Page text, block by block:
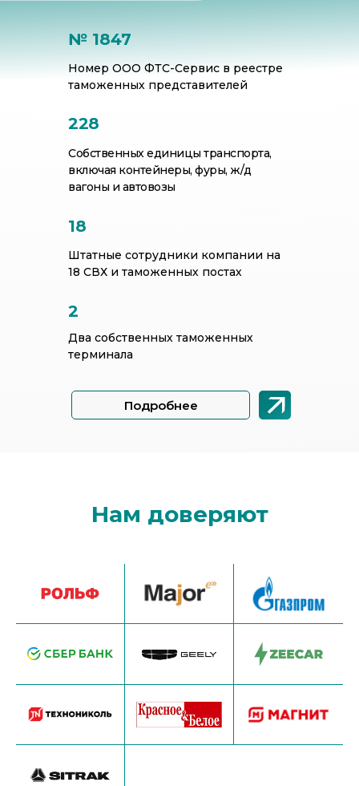
Подробнее
Два собственных таможенных
терминала
2
Штатные сотрудники компании на
18 СВХ и таможенных постах
18
Собственных единицы транспорта,
включая контейнеры, фуры, ж/д
вагоны и автовозы
228
Номер ООО ФТС-Сервис в реестре
таможенных представителей
№ 1847
Нам доверяют